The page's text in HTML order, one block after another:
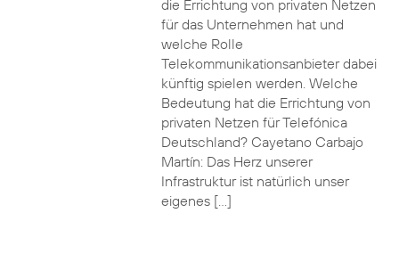
die Errichtung von privaten Netzen
für das Unternehmen hat und
welche Rolle
Telekommunikationsanbieter dabei
künftig spielen werden. Welche
Bedeutung hat die Errichtung von
privaten Netzen für Telefónica
Deutschland? Cayetano Carbajo
Martín: Das Herz unserer
Infrastruktur ist natürlich unser
eigenes […]